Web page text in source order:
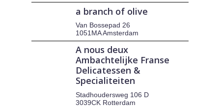
a branch of olive
Van Bossepad 26
1051MA Amsterdam
A nous deux
Ambachtelijke Franse
Delicatessen &
Specialiteiten
Stadhoudersweg 106 D
3039CK Rotterdam